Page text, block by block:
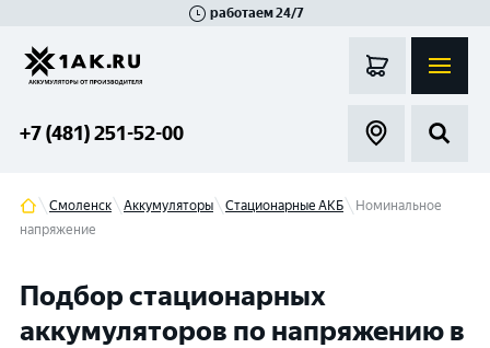
работаем 24/7
+7 (481) 251-52-00
Смоленск Аккумуляторы Стационарные АКБ
Номинальное
напряжение
Подбор стационарных
аккумуляторов по напряжению в
Гатчина